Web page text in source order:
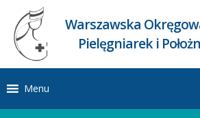
Warszawska
Pielęgniarek i
Menu